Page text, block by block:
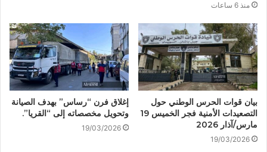
منذ 6 ساعات
بيان قوات الحرس الوطني حول
التصعيدات الأمنية فجر الخميس 19
مارس/آذار 2026
19/03/2026
إغلاق فرن “رساس” بهدف الصيانة
وتحويل مخصصاته إلى “القريا”.
19/03/2026